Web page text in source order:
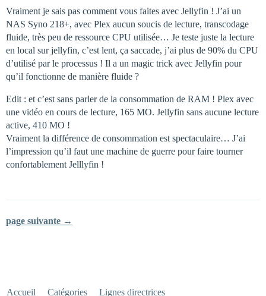
Vraiment je sais pas comment vous faites avec Jellyfin ! J’ai un
NAS Syno 218+, avec Plex aucun soucis de lecture, transcodage
fluide, très peu de ressource CPU utilisée… Je teste juste la lecture
en local sur jellyfin, c’est lent, ça saccade, j’ai plus de 90% du CPU
d’utilisé par le processus ! Il a un magic trick avec Jellyfin pour
qu’il fonctionne de manière fluide ?
Edit : et c’est sans parler de la consommation de RAM ! Plex avec
une vidéo en cours de lecture, 165 MO. Jellyfin sans aucune lecture
active, 410 MO !
Vraiment la différence de consommation est spectaculaire… J’ai
l’impression qu’il faut une machine de guerre pour faire tourner
confortablement Jelllyfin !
page suivante →
Accueil Catégories Lignes directrices